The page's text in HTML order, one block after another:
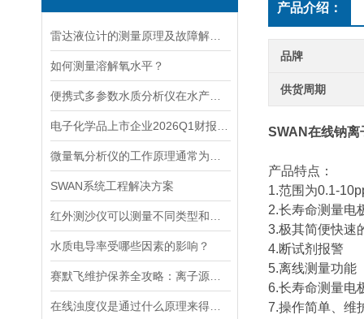
如何测量溶解氧水平？
SWAN系统工程解决方案
水质电导率受哪些因素的影响？
产品介绍：
品牌
供货周期
SWAN在线钠离
产品特点：
1.范围为0.1-
2.长寿命测量电
3.极其简便快速
4.断试剂报警
5.离线测量功能
6.长寿命测量电
7.操作简单、维